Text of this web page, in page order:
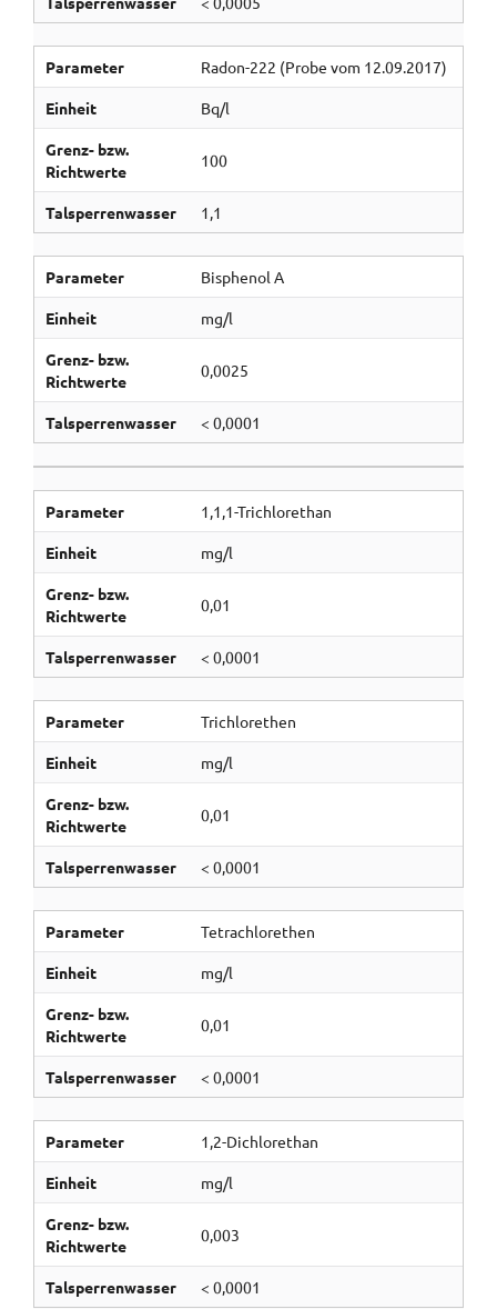
Parameter Radon-222 (Probe vom 12.09.2017)
Einheit Bq/l
Grenz- bzw.
Richtwerte
100
Talsperrenwasser 1,1
Parameter Bisphenol A
Einheit mg/l
Grenz- bzw.
Richtwerte
0,0025
Talsperrenwasser < 0,0001
Parameter 1,1,1-Trichlorethan
Einheit mg/l
Grenz- bzw.
Richtwerte
0,01
Talsperrenwasser < 0,0001
Parameter Trichlorethen
Einheit mg/l
Grenz- bzw.
Richtwerte
0,01
Talsperrenwasser < 0,0001
Parameter Tetrachlorethen
Einheit mg/l
Grenz- bzw.
Richtwerte
0,01
Talsperrenwasser < 0,0001
Parameter 1,2-Dichlorethan
Einheit mg/l
Grenz- bzw.
Richtwerte
0,003
Talsperrenwasser < 0,0001